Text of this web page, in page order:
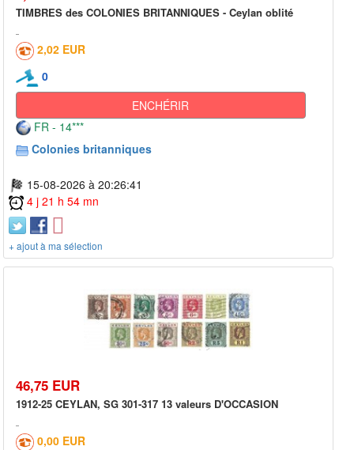
TIMBRES des COLONIES BRITANNIQUES - Ceylan oblité
2,02 EUR
0
ENCHÉRIR
FR - 14***
Colonies britanniques
15-08-2026 à 20:26:41
4 j 21 h 54 mn
+ ajout à ma sélection
46,75 EUR
1912-25 CEYLAN, SG 301-317 13 valeurs D'OCCASION
0,00 EUR